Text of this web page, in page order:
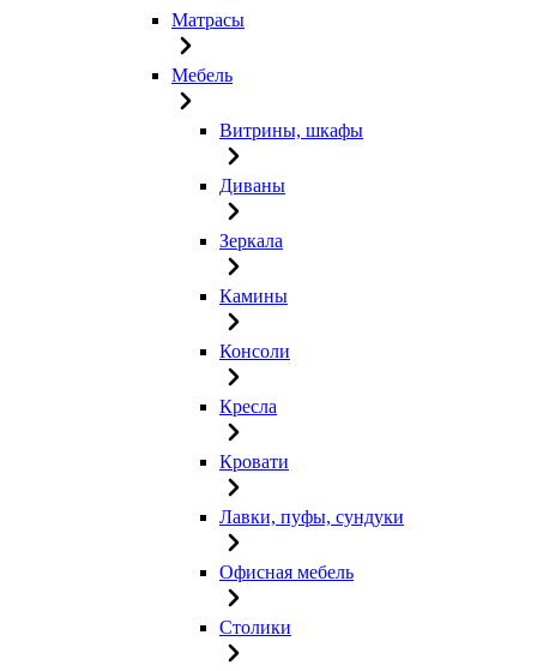
Матрасы
Мебель
Витрины, шкафы
Диваны
Зеркала
Камины
Консоли
Кресла
Кровати
Лавки, пуфы, сундуки
Офисная мебель
Столики